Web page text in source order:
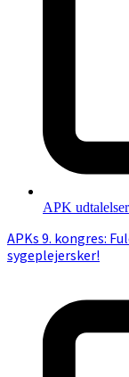
APK udtalelser
APKs 9. kongres:
sygeplejersker!